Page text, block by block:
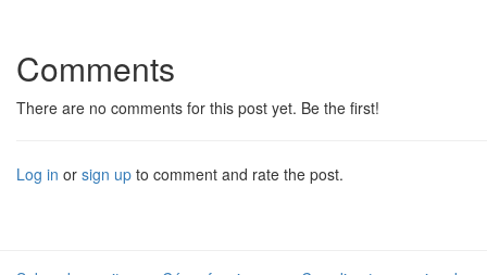
Comments
There are no comments for this post yet. Be the first!
Log in or sign up to comment and rate the post.